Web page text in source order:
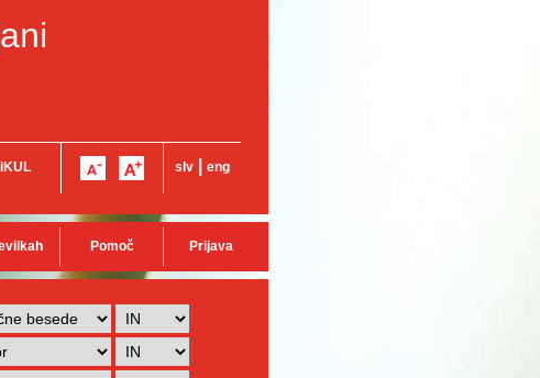
slv eng
Pomoč Prijava